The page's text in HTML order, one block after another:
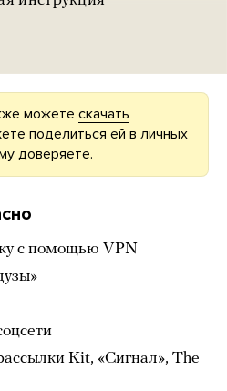
можете скачать
поделиться ей в личных
доверяете.
с помощью VPN
Kit, «Сигнал», The